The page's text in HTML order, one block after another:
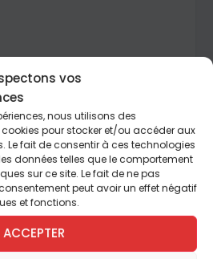
vos
nous utilisons des
pour stocker et/ou accéder aux
Le fait de consentir à ces technologies
données telles que le comportement
sur ce site. Le fait de ne pas
peut avoir un effet négatif
et fonctions.
ACCEPTER
retour ! Ce romancier
catholique (1876-1940)
est connu pour être
l’auteur d’un unique
roman, le chef-
d’oeuvreAugustin ou le
Maître est là
nombreuses fois
réédité depuis sa